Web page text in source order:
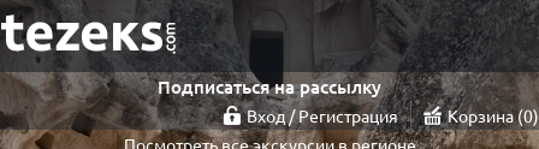
Подписаться на рассылку
Вход / Регистрация Корзина 0
Посмотреть все экскурсии в регионе